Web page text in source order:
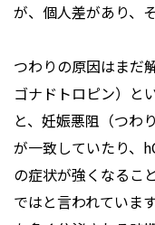
が、個人差があり、
つわりの原因はまだ
ゴナドトロピン）と
と、妊娠悪阻（つわ
が一致していたり、
の症状が強くなるこ
ではと言われていま